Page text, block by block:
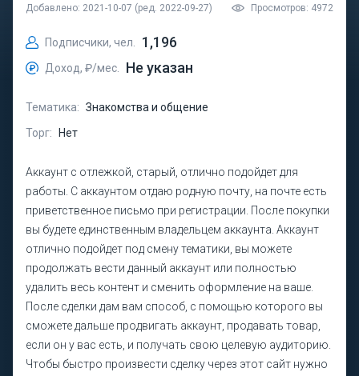
Добавлено: 2021-10-07 (ред. 2022-09-27) Просмотров: 4972
Подписчики, чел. 1,196
Доход, ₽/мес. Не указан
Тематика: Знакомства и общение
Торг:
Нет
Аккаунт с отлежкой, старый, отлично подойдет для
работы. С аккаунтом отдаю родную почту, на почте есть
приветственное письмо при регистрации. После покупки
вы будете единственным владельцем аккаунта. Аккаунт
отлично подойдет под смену тематики, вы можете
продолжать вести данный аккаунт или полностью
удалить весь контент и сменить оформление на ваше.
После сделки дам вам способ, с помощью которого вы
сможете дальше продвигать аккаунт, продавать товар,
если он у вас есть, и получать свою целевую аудиторию.
Чтобы быстро произвести сделку через этот сайт нужно